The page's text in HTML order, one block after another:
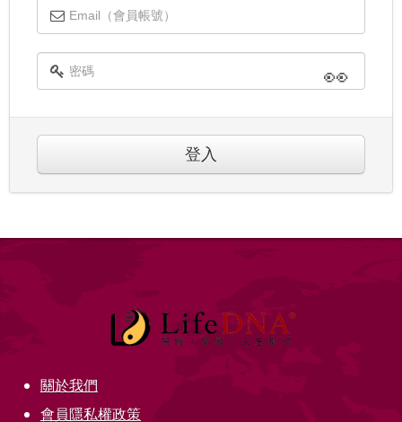
👀
登入
關於我們
會員隱私權政策